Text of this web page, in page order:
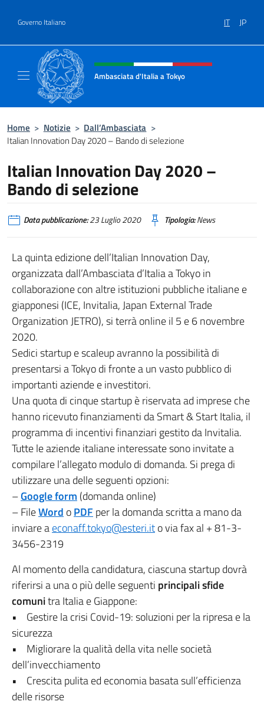
Governo Italiano IT JP
Intestazione sito, social e menù
Ambasciata d'Italia a Tokyo
Home > Notizie > Dall’Ambasciata >
Italian Innovation Day 2020 – Bando di selezione
Italian Innovation Day 2020 –
Bando di selezione
Data pubblicazione:23 Luglio 2020 Tipologia:News
La quinta edizione dell’Italian Innovation Day,
organizzata dall’Ambasciata d’Italia a Tokyo in
collaborazione con altre istituzioni pubbliche italiane e
giapponesi (ICE, Invitalia, Japan External Trade
Organization JETRO), si terrà online il 5 e 6 novembre
2020.
Sedici startup e scaleup avranno la possibilità di
presentarsi a Tokyo di fronte a un vasto pubblico di
importanti aziende e investitori.
Una quota di cinque startup è riservata ad imprese che
hanno ricevuto finanziamenti da Smart & Start Italia, il
programma di incentivi finanziari gestito da Invitalia.
Tutte le aziende italiane interessate sono invitate a
compilare l’allegato modulo di domanda. Si prega di
utilizzare una delle seguenti opzioni:
–Google form (domanda online)
– FileWord oPDF per la domanda scritta a mano da
inviare aeconaff.tokyo@esteri.ito via fax al + 81-3-
3456-2319
Al momento della candidatura, ciascuna startup dovrà
riferirsi a una o più delle seguenti principali sfide
comunitra Italia e Giappone:
• Gestire la crisi Covid-19: soluzioni per la ripresa e la
sicurezza
• Migliorare la qualità della vita nelle società
dell’invecchiamento
• Crescita pulita ed economia basata sull’efficienza
delle risorse